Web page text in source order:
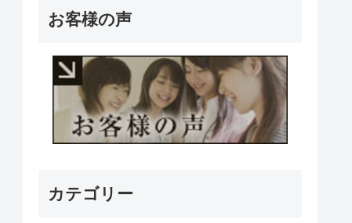
お客様の声
カテゴリー